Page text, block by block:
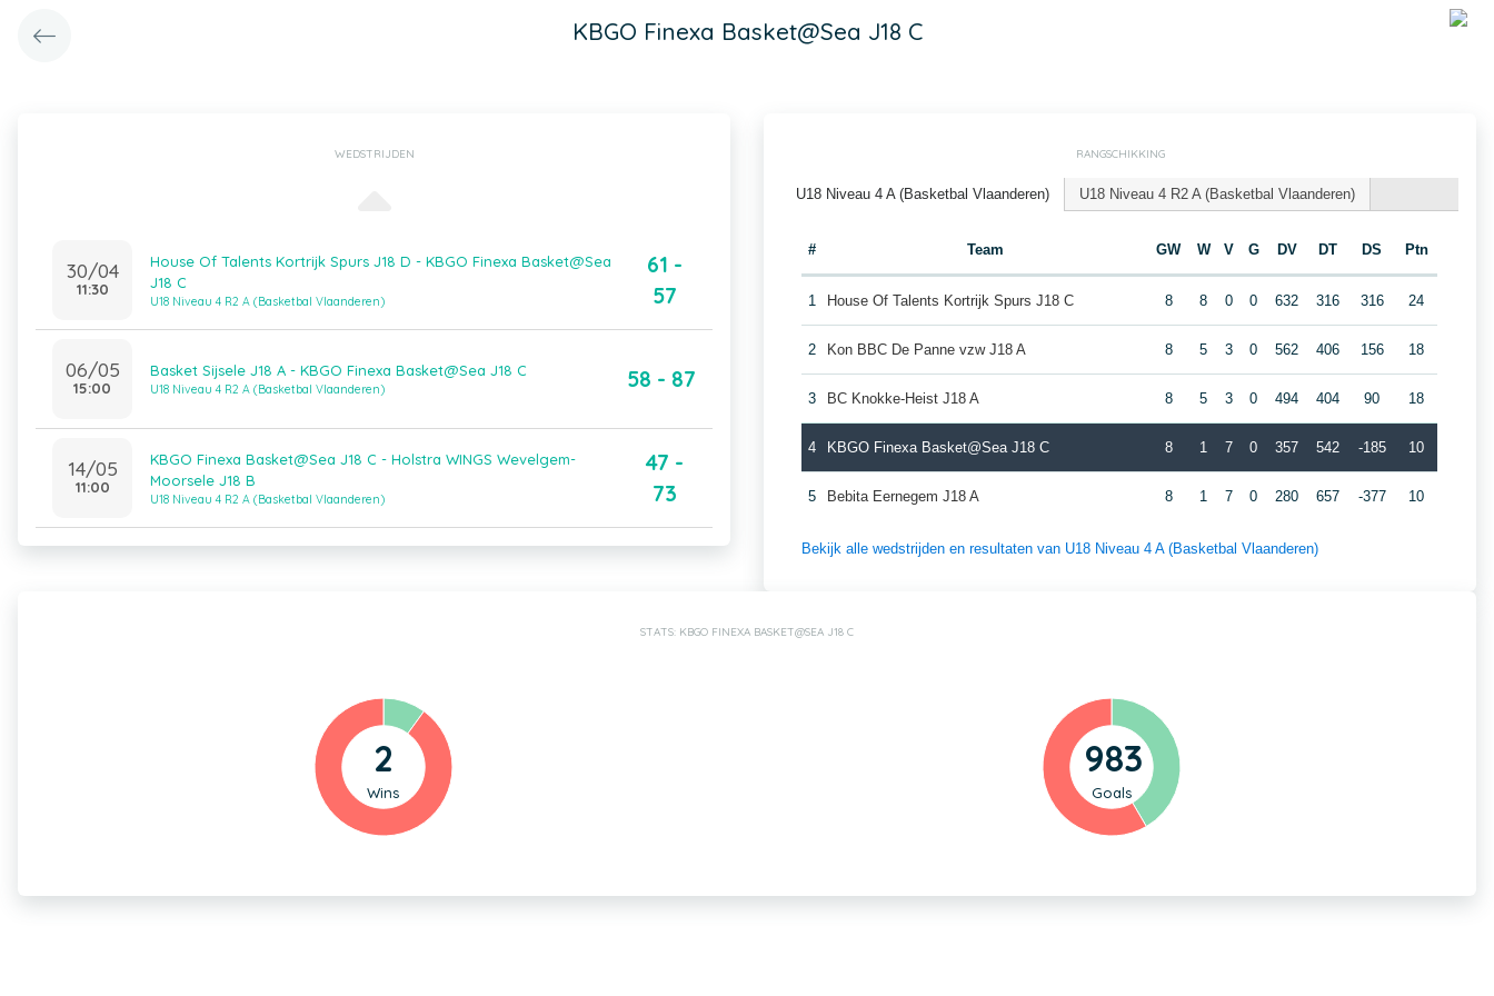
KBGO Finexa Basket@Sea J18 C
WEDSTRIJDEN
30/04
11:30
House Of Talents Kortrijk Spurs J18 D - KBGO Finexa Basket@Sea
J18 C
U18 Niveau 4 R2 A (Basketbal Vlaanderen)
61 -
57
06/05
15:00
Basket Sijsele J18 A - KBGO Finexa Basket@Sea J18 C
U18 Niveau 4 R2 A (Basketbal Vlaanderen) 58 - 87
14/05
11:00
KBGO Finexa Basket@Sea J18 C - Holstra WINGS Wevelgem-
Moorsele J18 B
U18 Niveau 4 R2 A (Basketbal Vlaanderen)
47 -
73
RANGSCHIKKING
U18 Niveau 4 A (Basketbal Vlaanderen) U18 Niveau 4 R2 A (Basketbal Vlaanderen)
# Team GW W V G DV DT DS Ptn
1 House Of Talents Kortrijk Spurs J18 C 8 8 0 0 632 316 316 24
2 Kon BBC De Panne vzw J18 A 8 5 3 0 562 406 156 18
3 BC Knokke-Heist J18 A 8 5 3 0 494 404 90 18
4 KBGO Finexa Basket@Sea J18 C 8 1 7 0 357 542 -185 10
5 Bebita Eernegem J18 A 8 1 7 0 280 657 -377 10
Bekijk alle wedstrijden en resultaten van U18 Niveau 4 A (Basketbal Vlaanderen)
STATS: KBGO FINEXA BASKET@SEA J18 C
2
Wins
983
Goals